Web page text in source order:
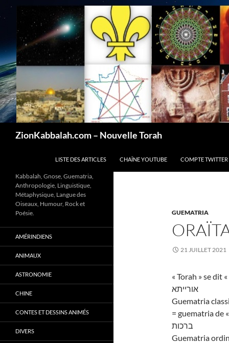
ZionKabbalah.com – Nouvelle Torah
LISTE DES ARTICLES
CHAÎNE YOUTUBE COMPTE TWITTER
GUEMATRIA
21 JUILLET 2021
« Torah » se dit
אורייתא
Guematria
= guematria de
ברכות
Guematria
Kabbalah, Gnose, Guematria,
Anthropologie, Linguistique,
Métaphysique, Langue des
Oiseaux, Humour, Rock et
Poésie.
AMÉRINDIENS
ANIMAUX
ASTRONOMIE
CHINE
CONTES ET DESSINS ANIMÉS
DIVERS